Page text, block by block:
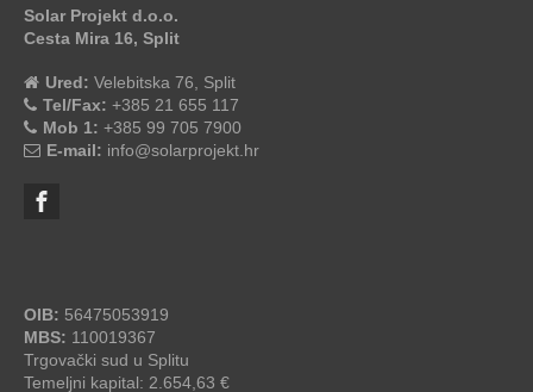
Solar Projekt d.o.o.
Cesta Mira 16, Split
Ured: Velebitska 76, Split
Tel/Fax: +385 21 655 117
Mob 1: +385 99 705 7900
E-mail: info@solarprojekt.hr
OIB: 56475053919
MBS: 110019367
Trgovački sud u Splitu
Temeljni kapital: 2.654,63 €